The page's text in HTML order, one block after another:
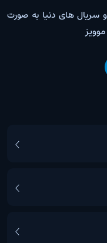
سریال های دنیا به صورت